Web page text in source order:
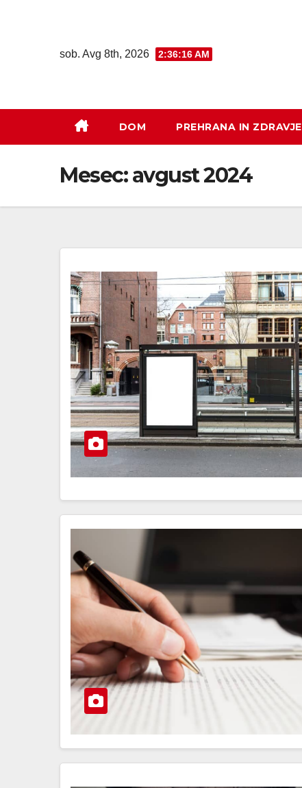
sob. Avg 8th, 2026 2:36:17 AM
DOM PREHRANA IN ZDRAVJE
Mesec:avgust 2024